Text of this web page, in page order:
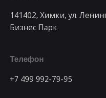
141402, Химки, ул.
Бизнес Парк
Телефон
+7 499 992-79-95